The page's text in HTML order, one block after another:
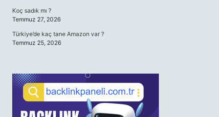
Koç sadık mı ?
Temmuz 27, 2026
Türkiye’de kaç tane Amazon var ?
Temmuz 25, 2026